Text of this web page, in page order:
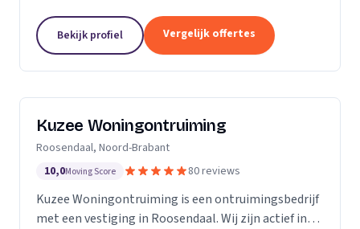
een 5.Bekijk profiel Vergelijk offertes
Kuzee Woningontruiming
Roosendaal, Noord-Brabant
10,0Moving Score 80 reviews
Kuzee Woningontruiming is een ontruimingsbedrijf
met een vestiging in Roosendaal. Wij zijn actief in